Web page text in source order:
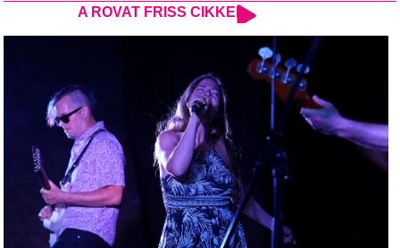
A ROVAT FRISS CIKKEI